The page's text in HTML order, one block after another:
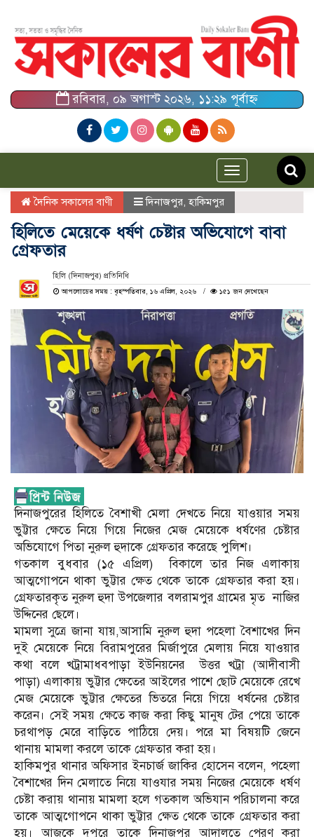
রবিবার, ০৯ অগাস্ট ২০২৬, ১১:২৯ পূর্বাহ্ন
Toggle
navigation
দৈনিক সকালের বাণী দিনাজপুর ,হাকিমপুর
হিলিতে মেয়েকে ধর্ষণ চেষ্টার অভিযোগে বাবা
গ্রেফতার
হিলি (দিনাজপুর) প্রতিনিধি
আপলোডের সময় : বৃহস্পতিবার, ১৬ এপ্রিল, ২০২৬
১৫১ জন দেখেছেন
দিনাজপুরের হিলিতে বৈশাখী মেলা দেখতে নিয়ে যাওয়ার সময়
ভুট্টার ক্ষেতে নিয়ে গিয়ে নিজের মেজ মেয়েকে ধর্ষণের চেষ্টার
অভিযোগে পিতা নুরুল হুদাকে গ্রেফতার করেছে পুলিশ।
গতকাল বুধবার (১৫ এপ্রিল) বিকালে তার নিজ এলাকায়
আত্মগোপনে থাকা ভুট্টার ক্ষেত থেকে তাকে গ্রেফতার করা হয়।
গ্রেফতারকৃত নুরুল হুদা উপজেলার বলরামপুর গ্রামের মৃত নাজির
উদ্দিনের ছেলে।
মামলা সুত্রে জানা যায়,আসামি নুরুল হুদা পহেলা বৈশাখের দিন
দুই মেয়েকে নিয়ে বিরামপুরের মির্জাপুরে মেলায় নিয়ে যাওয়ার
কথা বলে খট্রামাধবপাড়া ইউনিয়নের উত্তর খট্রা (আদীবাসী
পাড়া) এলাকায় ভুট্টার ক্ষেতের আইলের পাশে ছোট মেয়েকে রেখে
মেজ মেয়েকে ভুট্টার ক্ষেতের ভিতরে নিয়ে গিয়ে ধর্ষনের চেষ্টার
করেন। সেই সময় ক্ষেতে কাজ করা কিছু মানুষ টের পেয়ে তাকে
চরথাপড় মেরে বাড়িতে পাঠিয়ে দেয়। পরে মা বিষয়টি জেনে
থানায় মামলা করলে তাকে গ্রেফতার করা হয়।
হাকিমপুর থানার অফিসার ইনচার্জ জাকির হোসেন বলেন, পহেলা
বৈশাখের দিন মেলাতে নিয়ে যাওযার সময় নিজের মেয়েকে ধর্ষণ
চেষ্টা করায় থানায় মামলা হলে গতকাল অভিযান পরিচালনা করে
তাকে আত্মগোপনে থাকা ভুট্টার ক্ষেত থেকে তাকে গ্রেফতার করা
হয়। আজকে দুপুরে তাকে দিনাজপুর আদালতে পেরণ করা